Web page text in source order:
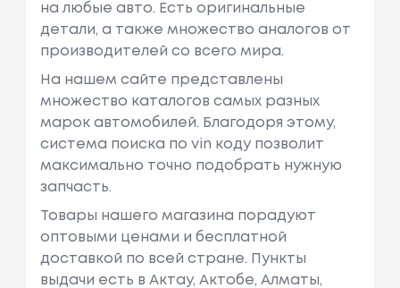
на любые авто. Есть оригинальные
детали, а также множество аналогов от
производителей со всего мира.
На нашем сайте представлены
множество каталогов самых разных
марок автомобилей. Благодоря этому,
система поиска по vin коду позволит
максимально точно подобрать нужную
запчасть.
Товары нашего магазина порадуют
оптовыми ценами и бесплатной
доставкой по всей стране. Пункты
выдачи есть в Актау, Актобе, Алматы,